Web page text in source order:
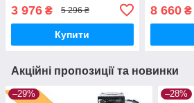
CarPlay від XPRO (42456-
6288A64_3223)
3 976 ₴ 5 296 ₴
Купити
8 660₴
Акційні пропозиції та новинки
–29% –28%